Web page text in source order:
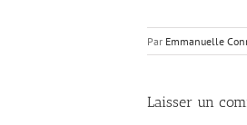
Par Emmanuelle
Laisser un